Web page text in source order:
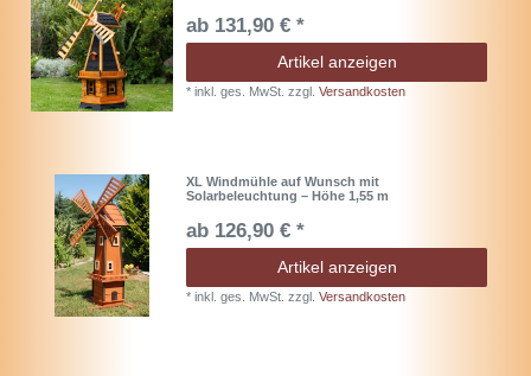
ab 131,90 € *
Artikel anzeigen
*inkl. ges. MwSt. zzgl.Versandkosten
XL Windmühle auf Wunsch mit
Solarbeleuchtung – Höhe 1,55 m
ab 126,90 € *
Artikel anzeigen
*inkl. ges. MwSt. zzgl.Versandkosten